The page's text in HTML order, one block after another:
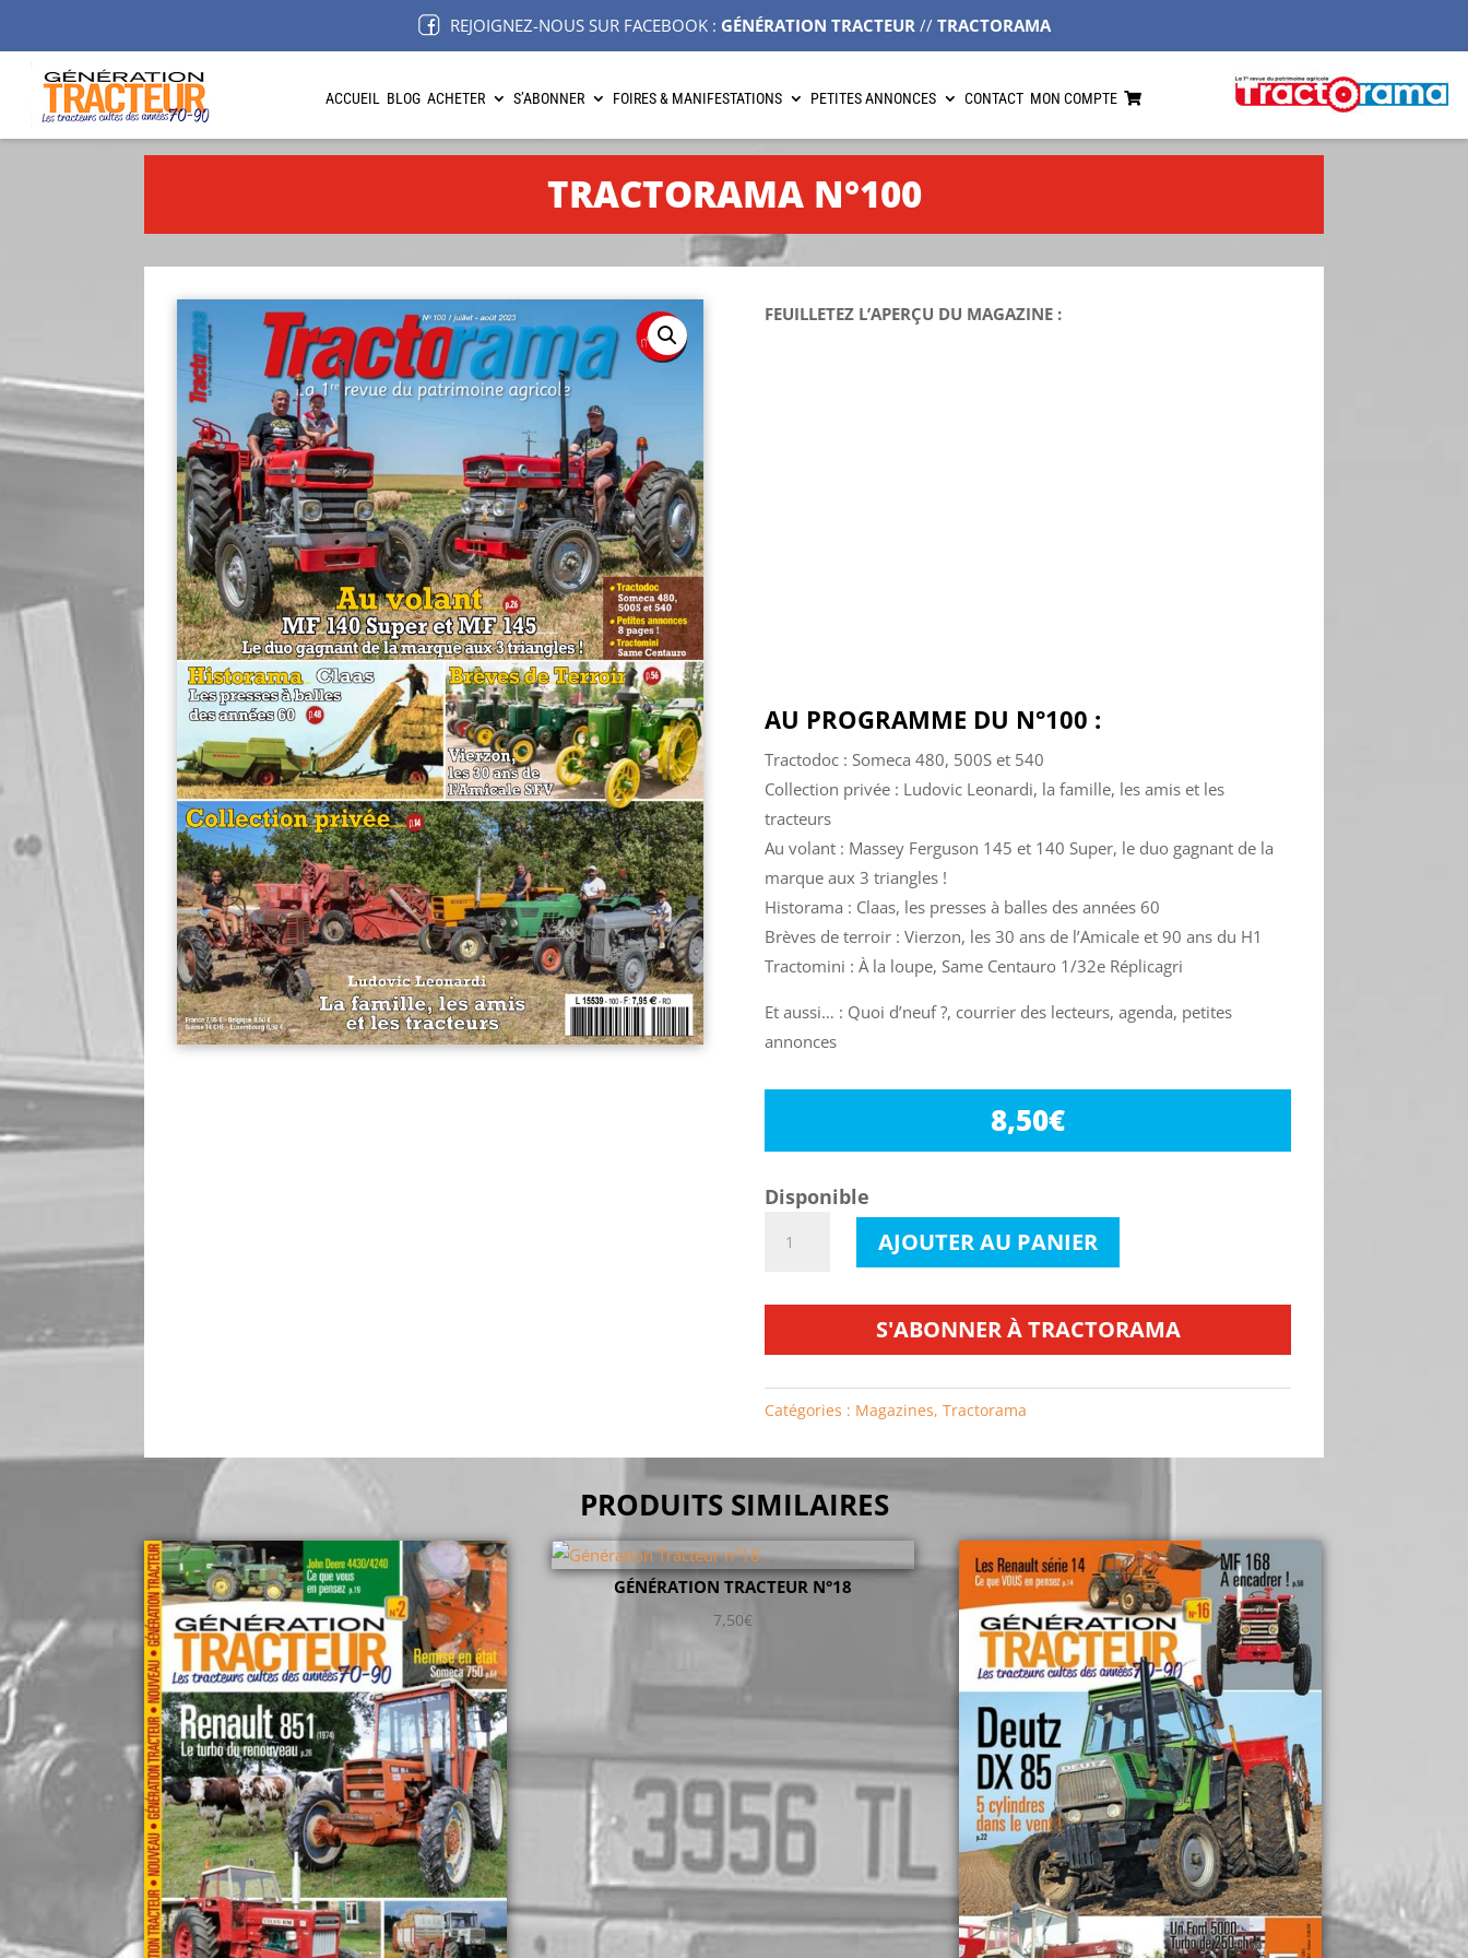
REJOIGNEZ-NOUS SUR FACEBOOK : GÉNÉRATION TRACTEUR// TRACTORAMA
ACCUEIL BLOG ACHETER S’ABONNER FOIRES & MANIFESTATIONS PETITES ANNONCES CONTACT MON COMPTE
TRACTORAMA N°100
FEUILLETEZ L’APERÇU DU MAGAZINE :
AU PROGRAMME DU N°100 :
Tractodoc : Someca 480, 500S et 540
Collection privée : Ludovic Leonardi, la famille, les amis et les
tracteurs
Au volant : Massey Ferguson 145 et 140 Super, le duo gagnant de la
marque aux 3 triangles !
Historama : Claas, les presses à balles des années 60
Brèves de terroir : Vierzon, les 30 ans de l’Amicale et 90 ans du H1
Tractomini : À la loupe, Same Centauro 1/32e Réplicagri
Et aussi… : Quoi d’neuf ?, courrier des lecteurs, agenda, petites
annonces
8,50€
Disponible
AJOUTER AU PANIER
S'ABONNER À TRACTORAMA
Catégories : Magazines,Tractorama
PRODUITS SIMILAIRES
GÉNÉRATION TRACTEUR N°18
7,50€